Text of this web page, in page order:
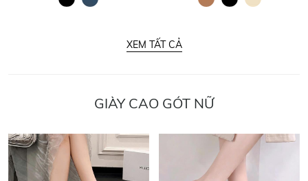
XEM TẤT CẢ
GIÀY CAO GÓT NỮ